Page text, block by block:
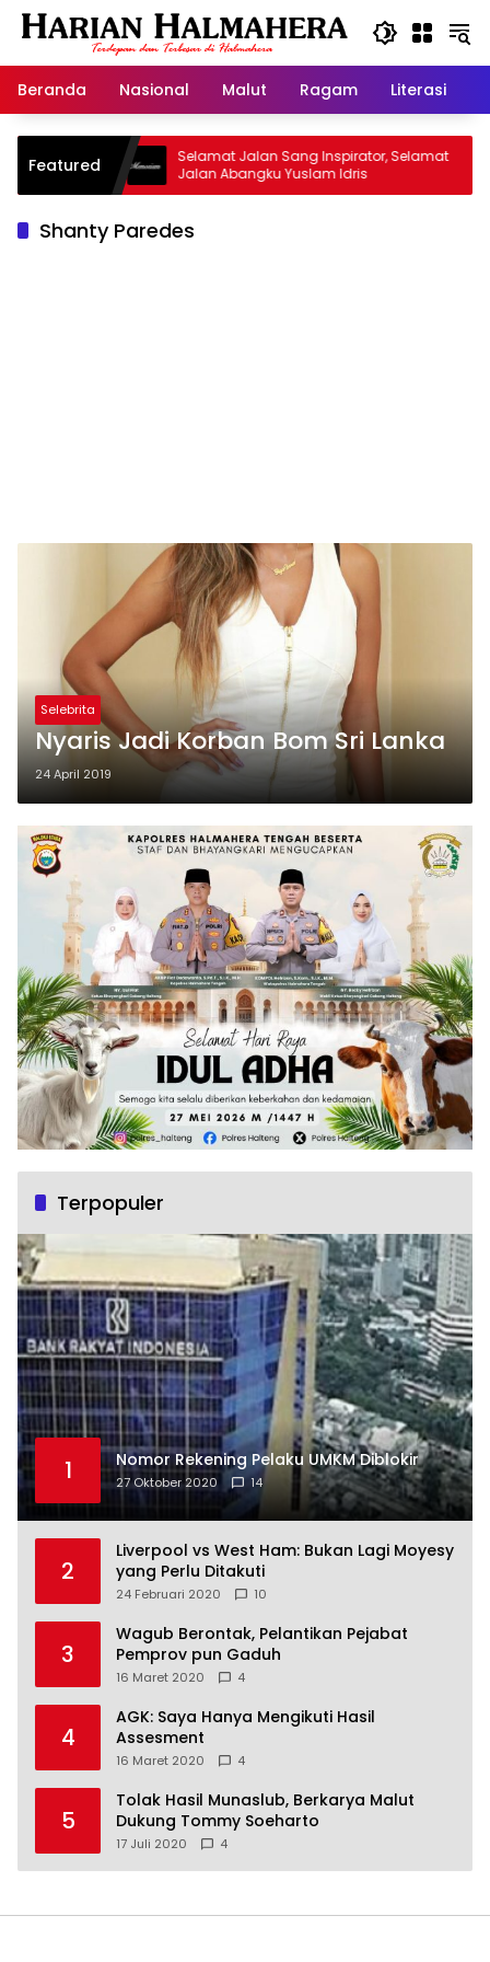
Langsung
Beranda
Nasional Malut Ragam Literasi
Featured
Selamat Jalan Sang Inspirator, Selamat
Jalan Abangku Yuslam Idris
Shanty Paredes
Selebrita
Nyaris Jadi Korban Bom Sri Lanka
24 April 2019
Terpopuler
1 Nomor Rekening Pelaku UMKM Diblokir
27 Oktober 2020 14
2
Liverpool vs West Ham: Bukan Lagi Moyesy
yang Perlu Ditakuti
24 Februari 2020 10
3
Wagub Berontak, Pelantikan Pejabat
Pemprov pun Gaduh
16 Maret 2020 4
4
AGK: Saya Hanya Mengikuti Hasil
Assesment
16 Maret 2020 4
5
Tolak Hasil Munaslub, Berkarya Malut
Dukung Tommy Soeharto
17 Juli 2020 4